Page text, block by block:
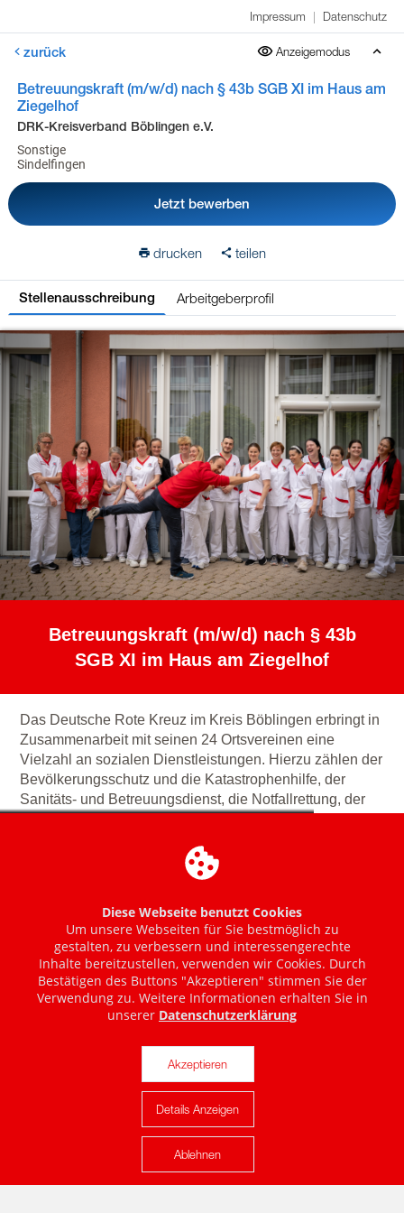
Impressum | Datenschutz
zurück Anzeigemodus
Betreuungskraft (m/w/d) nach § 43b SGB XI im Haus am
Ziegelhof
DRK-Kreisverband Böblingen e.V.
Sonstige
Sindelfingen
Jetzt bewerben
drucken teilen
Stellenausschreibung Arbeitgeberprofil
Karte anzeigen
Diese Webseite benutzt Cookies
Um unsere Webseiten für Sie bestmöglich zu
gestalten, zu verbessern und interessengerechte
Inhalte bereitzustellen, verwenden wir Cookies. Durch
Bestätigen des Buttons "Akzeptieren" stimmen Sie der
Verwendung zu. Weitere Informationen erhalten Sie in
unserer Datenschutzerklärung
Akzeptieren
Details Anzeigen
Ablehnen